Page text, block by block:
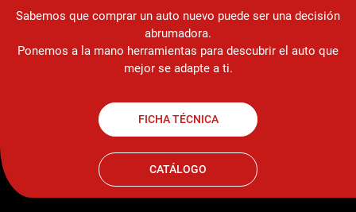
Sabemos que comprar un auto nuevo puede ser una decisión
abrumadora.
Ponemos a la mano herramientas para descubrir el auto que
mejor se adapte a ti.
FICHA TÉCNICA
CATÁLOGO